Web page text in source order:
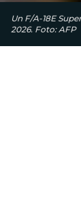
Un F/A-18E
2026. Foto: AFP